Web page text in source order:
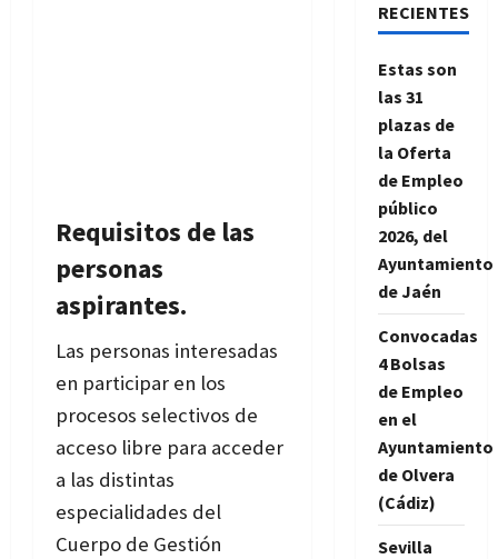
Requisitos de las
personas
aspirantes.
Las personas interesadas
en participar en los
procesos selectivos de
acceso libre para acceder
a las distintas
especialidades del
Cuerpo de Gestión
RECIENTES
Estas son
las 31
plazas de
la Oferta
de Empleo
público
2026, del
Ayuntamiento
de Jaén
Convocadas
4 Bolsas
de Empleo
en el
Ayuntamiento
de Olvera
(Cádiz)
Sevilla